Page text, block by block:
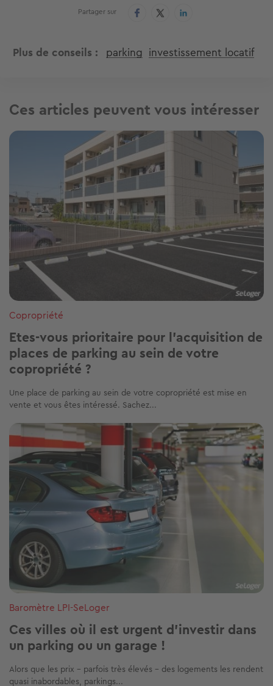
Partager sur
Plus de conseils parking investissement locatif
Ces articles peuvent vous intéresser
Image
Copropriété
Etes-vous prioritaire pour l’acquisition de
places de parking au sein de votre
copropriété ?
Une place de parking au sein de votre copropriété est mise en
vente et vous êtes intéressé. Sachez...
Image
Baromètre LPI-SeLoger
Ces villes où il est urgent d’investir dans
un parking ou un garage !
Alors que les prix – parfois très élevés – des logements les rendent
quasi inabordables, parkings...